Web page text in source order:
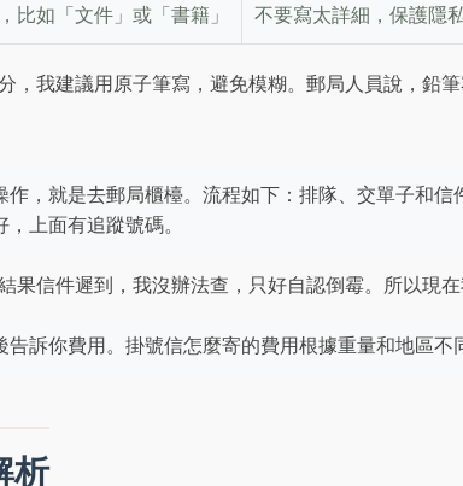
比如「文件」或「書籍」 不要寫太詳細，保護隱
，我建議用原子筆寫，避免模糊。郵局人員說，鉛筆
作，就是去郵局櫃檯。流程如下：排隊、交單子和
上面有追蹤號碼。
果信件遲到，我沒辦法查，只好自認倒霉。所以現在
訴你費用。掛號信怎麼寄的費用根據重量和地區不
析